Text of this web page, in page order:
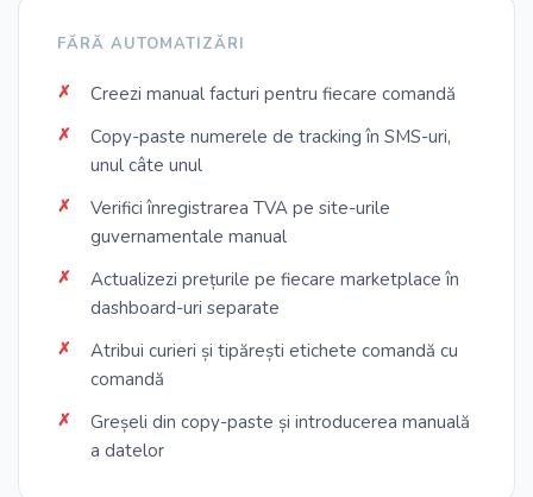
FĂRĂ AUTOMATIZĂRI
Creezi manual facturi pentru fiecare comandă
Copy-paste numerele de tracking în SMS-uri,
unul câte unul
Verifici înregistrarea TVA pe site-urile
guvernamentale manual
Actualizezi prețurile pe fiecare marketplace în
dashboard-uri separate
Atribui curieri și tipărești etichete comandă cu
comandă
Greșeli din copy-paste și introducerea manuală
a datelor